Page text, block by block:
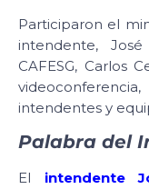
Participaron el
intendente,
CAFESG, Carlos
intendentes y
Palabra del
El intendente